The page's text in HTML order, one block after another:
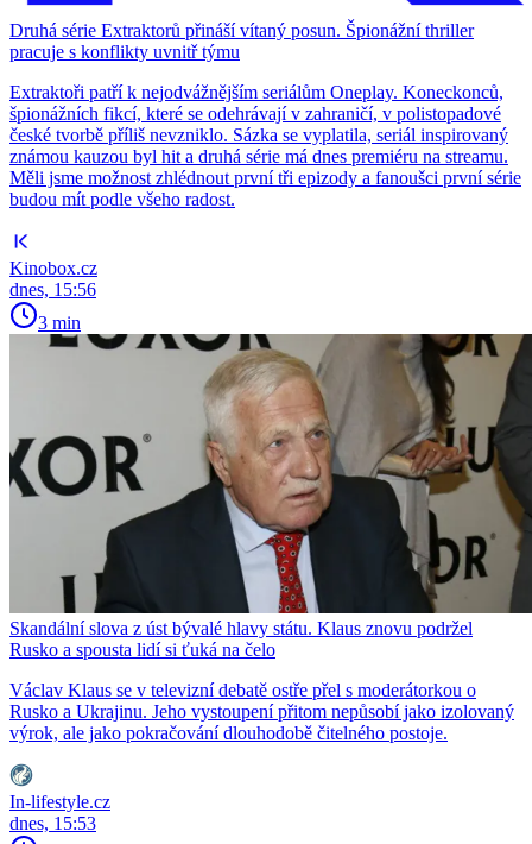
Druhá série Extraktorů přináší vítaný posun. Špionážní thriller
pracuje s konflikty uvnitř týmu
Extraktoři patří k nejodvážnějším seriálům Oneplay. Koneckonců,
špionážních fikcí, které se odehrávají v zahraničí, v polistopadové
české tvorbě příliš nevzniklo. Sázka se vyplatila, seriál inspirovaný
známou kauzou byl hit a druhá série má dnes premiéru na streamu.
Měli jsme možnost zhlédnout první tři epizody a fanoušci první série
budou mít podle všeho radost.
Kinobox.cz
dnes, 15:56
3 min
Skandální slova z úst bývalé hlavy státu. Klaus znovu podržel
Rusko a spousta lidí si ťuká na čelo
Václav Klaus se v televizní debatě ostře přel s moderátorkou o
Rusko a Ukrajinu. Jeho vystoupení přitom nepůsobí jako izolovaný
výrok, ale jako pokračování dlouhodobě čitelného postoje.
In-lifestyle.cz
dnes, 15:53